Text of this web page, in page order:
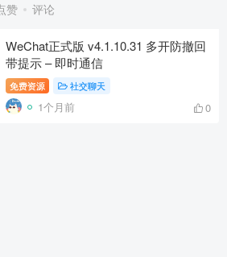
赞 评论
WeChat正式版 v4.1.10.31 多开防撤回
带提示 – 即时通信
免费资源 社交聊天
1个月前 0